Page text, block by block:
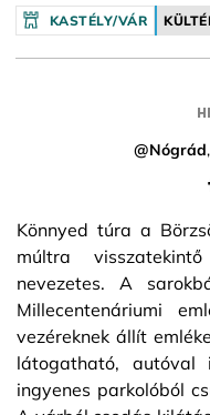
KASTÉLY/VÁR
@Nógrád
Könnyed túra a
múltra
nevezetes. A
Millecentenáriumi
vezéreknek állít
látogatható, autóval
ingyenes parkolóból